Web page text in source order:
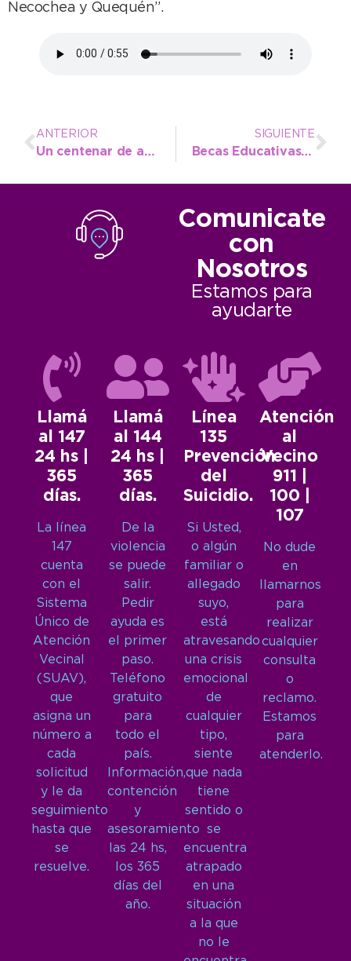
Necochea y Quequén”.
ANTERIOR
Un centenar de asistentes abrieron la nueva edición del Curso de Manipulación de Alimentos
SIGUIENTE
Becas Educativas: Extienden el periodo para acercar la documentación
Comunicate
con
Nosotros
Estamos para
ayudarte
Llamá
al 147
24 hs |
365
días.
La línea
147
cuenta
con el
Sistema
Único de
Atención
Vecinal
(SUAV),
que
asigna un
número a
cada
solicitud
y le da
seguimiento
hasta que
se
resuelve.
Llamá
al 144
24 hs |
365
días.
De la
violencia
se puede
salir.
Pedir
ayuda es
el primer
paso.
Teléfono
gratuito
para
todo el
país.
Información,
contención
y
asesoramiento
las 24 hs,
los 365
días del
año.
Línea
135
Prevención
del
Suicidio.
Si Usted,
o algún
familiar o
allegado
suyo,
está
atravesando
una crisis
emocional
de
cualquier
tipo,
siente
que nada
tiene
sentido o
se
encuentra
atrapado
en una
situación
a la que
no le
Atención
al
Vecino
911 |
100 |
107
No dude
en
llamarnos
para
realizar
cualquier
consulta
o
reclamo.
Estamos
para
atenderlo.